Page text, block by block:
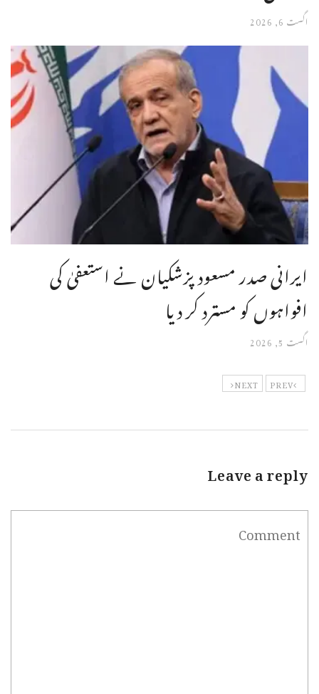
اگست 6, 2026
ایرانی صدر مسعود پزشکیان نے استعفیٰ کی
افواہوں کو مسترد کر دیا
اگست 5, 2026
PREV
NEXT
Leave a reply